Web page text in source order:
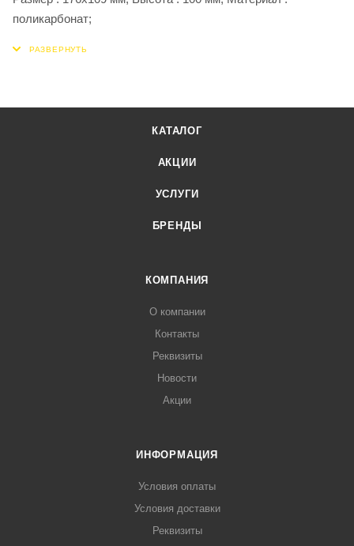
поликарбонат;
КАТАЛОГ
АКЦИИ
УСЛУГИ
БРЕНДЫ
КОМПАНИЯ
О компании
Контакты
Реквизиты
Новости
Акции
ИНФОРМАЦИЯ
Условия оплаты
Условия доставки
Реквизиты